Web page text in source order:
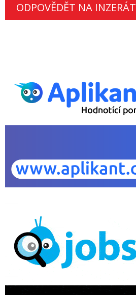
ODPOVĚDĚT NA INZERÁT